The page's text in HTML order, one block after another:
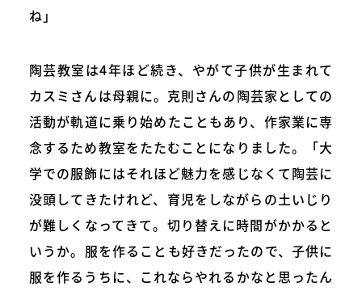
ね」
陶芸教室は4年ほど続き、やがて子供が生まれて
カスミさんは母親に。克則さんの陶芸家としての
活動が軌道に乗り始めたこともあり、作家業に専
念するため教室をたたむことになりました。「大
学での服飾にはそれほど魅力を感じなくて陶芸に
没頭してきたけれど、育児をしながらの土いじり
が難しくなってきて。切り替えに時間がかかると
いうか。服を作ることも好きだったので、子供に
服を作るうちに、これならやれるかなと思ったん